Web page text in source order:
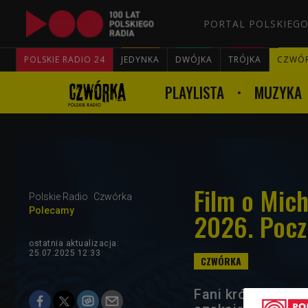
PORTAL
POLSKIE RADIO 24 JEDYNKA DWÓJKA TRÓJKA
PLAYLISTA MUZYKA
Polskie Radio
Czwórka
Polecamy
Film o
2026.
ostatnia aktualizacja:
25.07.2025 12:33
Fani króla popu